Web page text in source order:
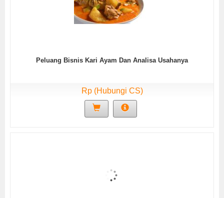
Peluang Bisnis Kari Ayam Dan Analisa Usahanya
Rp (Hubungi CS)